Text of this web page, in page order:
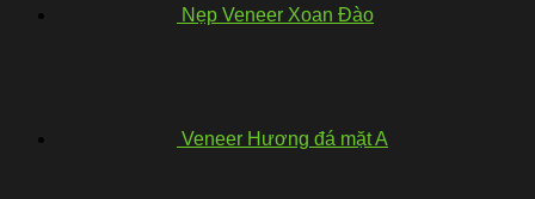
Nẹp Veneer Xoan Đào
Veneer Hương đá mặt A